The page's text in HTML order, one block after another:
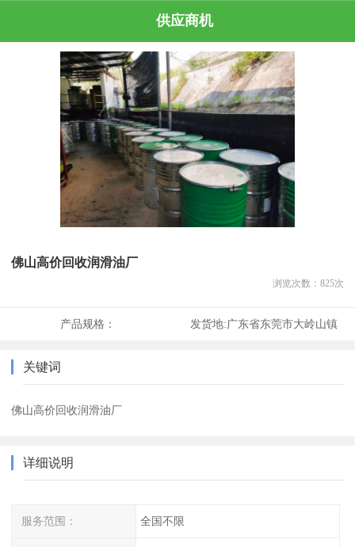
供应商机
佛山高价回收润滑油厂
浏览次数： 825次
产品规格： 发货地:广东省东莞市大岭山镇
关键词
佛山高价回收润滑油厂
详细说明
服务范围： 全国不限